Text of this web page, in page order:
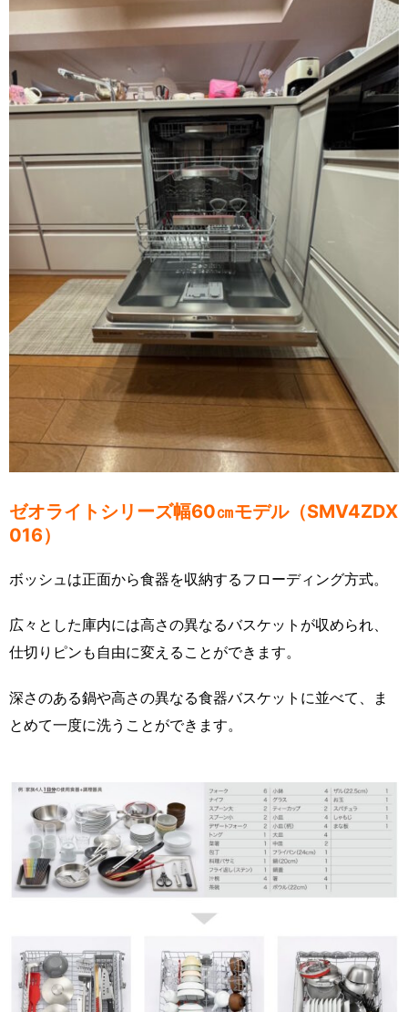
ゼオライトシリーズ幅60㎝モデル（SMV4ZDX
016）
ボッシュは正面から食器を収納するフローディング方式。
広々とした庫内には高さの異なるバスケットが収められ、
仕切りピンも自由に変えることができます。
深さのある鍋や高さの異なる食器バスケットに並べて、ま
とめて一度に洗うことができます。